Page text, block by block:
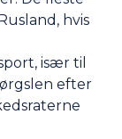
hvis
især til
efter